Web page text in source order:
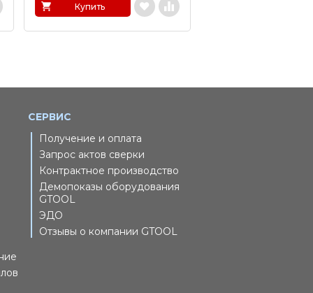
Купить
СЕРВИС
Получение и оплата
Запрос актов сверки
Контрактное производство
Демопоказы оборудования
GTOOL
ЭДО
Отзывы о компании GTOOL